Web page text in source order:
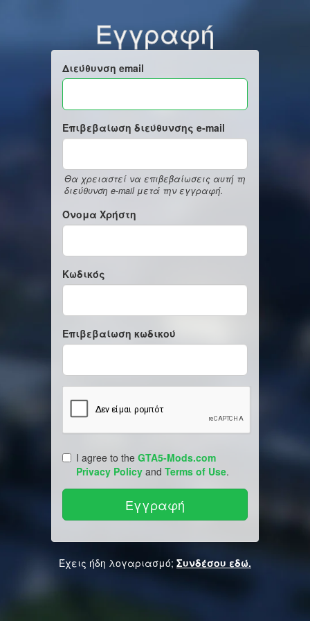
Εγγραφή
Διεύθυνση email
Επιβεβαίωση διεύθυνσης e-mail
Θα χρειαστεί να επιβεβαίωσεις αυτή τη
διεύθυνση e-mail μετά την εγγραφή.
Όνομα Χρήστη
Κωδικός
Επιβεβαίωση κωδικού
I agree to the GTA5-Mods.com
Privacy Policy and Terms of Use.
Έχεις ήδη λογαριασμό; Συνδέσου εδώ.